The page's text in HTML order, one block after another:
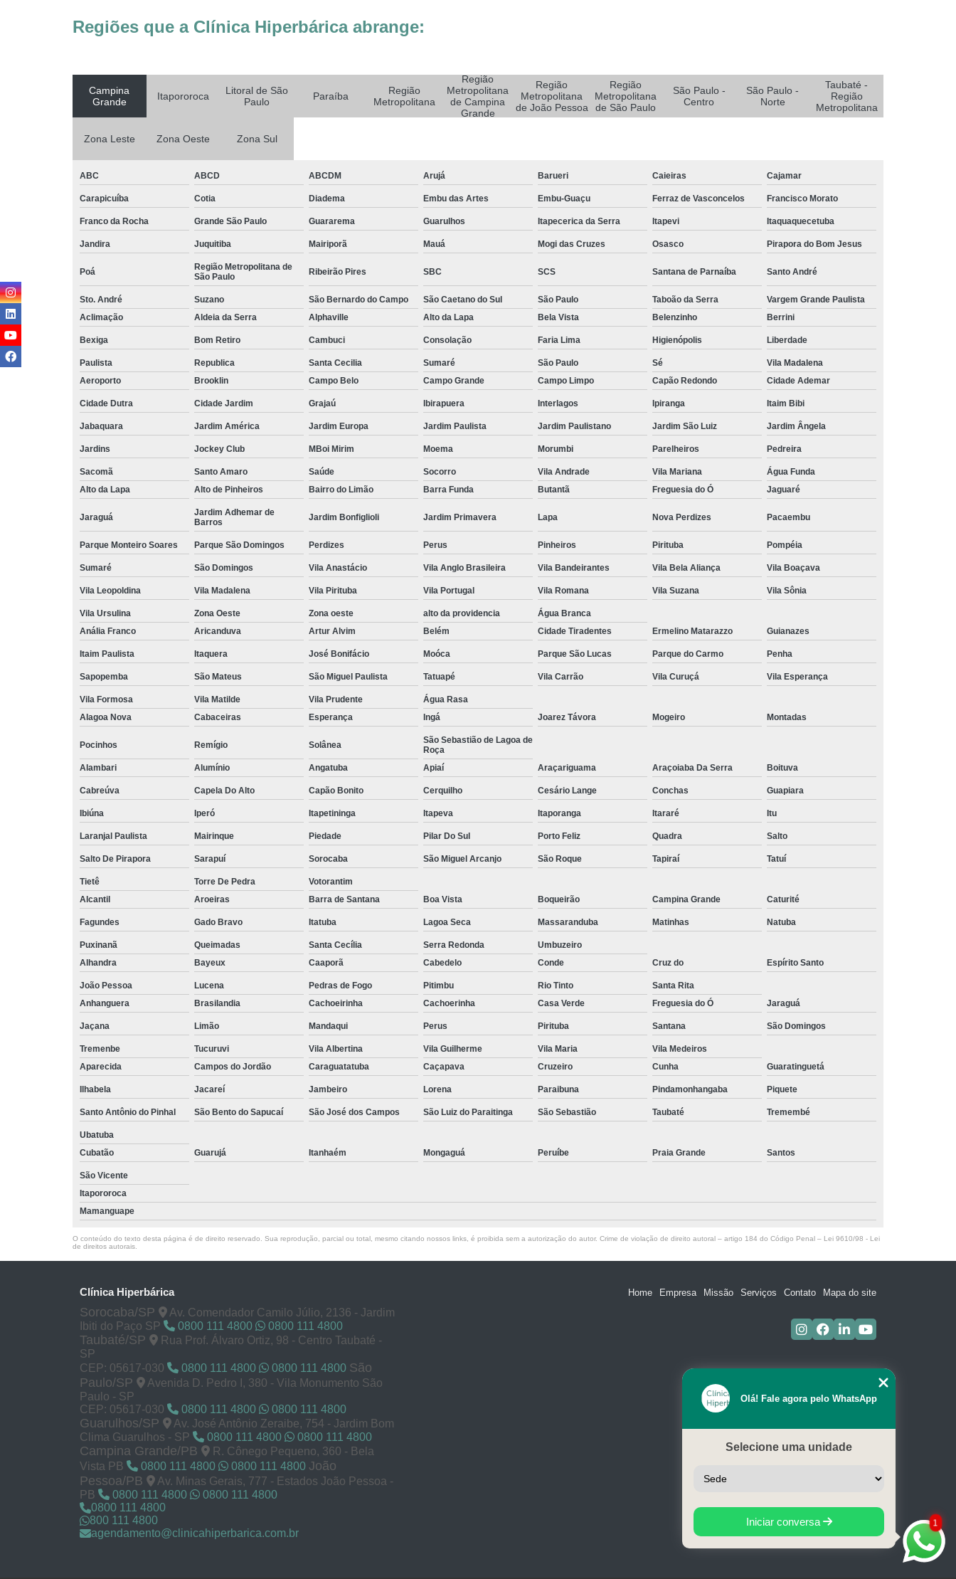
Sistemas Oxigenoterapia em Campina Grande
Sistemas Oxigenoterapia em Taubaté
Sistemas Oxigenoterapia para Diabético
Sistemas Oxigenoterapia para Pé Diabético
Sistemas Oxigenoterapia Tratamento Pé Diabético
Tratamento de Feridas Enfermagem em João Pessoa
Tratamento de Feridas Enfermagem em São Paulo
Tratamento de Feridas Enfermagem em Sorocaba
Tratamento de Feridas Enfermagem em Taubaté
Tratamento para Cicatrização de Feridas
Tratamento para Feridas na Pele
Tratamento Hiperbárico Claudicação Intermitente
Tratamento Hiperbárico de Insuficiência Arterial
Tratamento Hiperbárico de úlcera Varicosa
Tratamento Hiperbárico Deiscência da Sutura
Tratamento Hiperbárico em Campina Grande
Tratamento Hiperbárico em João Pessoa
Tratamento Hiperbárico em São Paulo
Tratamento Hiperbárico em Sorocaba
Tratamento Hiperbárico em Taubaté
Tratamento Hiperbárico Necrose na Pele
Tratamento Hiperbárico para Cicatrização de Ferida Operatória
Tratamento Hiperbárico para Lesão Vascular
Hiperbárica Tratamento de Feridas
Tratamento Câmara Hiperbárica
Tratamento em Câmara Hiperbárica
Tratamento Feridas Câmara Hiperbárica
Tratamento Hiperbárica
Tratamento Hiperbárica em Campina Grande
Tratamento Hiperbárica em João Pessoa
Tratamento Hiperbárica em São Paulo
Tratamento Hiperbárica em Sorocaba
Tratamento Hiperbárica em Taubaté
Tratamento Oxigenação Hiperbárica
Tratamento por Hiperbárica
Tratamento de Feridas Oxigenoterapia Hiperbárica
Tratamento de Oxigenoterapia
Tratamento de Oxigenoterapia em Campina Grande
Tratamento de Oxigenoterapia em João Pessoa
Tratamento de Oxigenoterapia em Sorocaba
Tratamento de Oxigenoterapia em Taubaté
Tratamento de Oxigenoterapia Hiperbárica
Tratamento Oxigenoterapia Hiperbárica
Tratamento para Oxigenoterapia
Tratamento por Oxigenoterapia Tratamento Via Oxigenoterapia
Regiões que a Clínica Hiperbárica abrange:
Campina
Grande
Itapororoca
Litoral de São
Paulo
Paraíba
Região
Metropolitana
Região
Metropolitana
de Campina
Grande
Região
Metropolitana
de João Pessoa
Região
Metropolitana
de São Paulo
São Paulo -
Centro
São Paulo -
Norte
Taubaté -
Região
Metropolitana
Zona Leste Zona Oeste Zona Sul
ABC ABCD ABCDM Arujá Barueri Caieiras Cajamar
Carapicuíba Cotia Diadema Embu das Artes Embu-Guaçu Ferraz de Vasconcelos Francisco Morato
Franco da Rocha Grande São Paulo Guararema Guarulhos Itapecerica da Serra Itapevi Itaquaquecetuba
Jandira Juquitiba Mairiporã Mauá Mogi das Cruzes Osasco Pirapora do Bom Jesus
Poá
Região Metropolitana de
São Paulo
Ribeirão Pires SBC SCS Santana de Parnaíba Santo André
Sto. André Suzano São Bernardo do Campo São Caetano do Sul São Paulo Taboão da Serra
Vargem Grande Paulista
Aclimação
Aldeia da Serra Alphaville Alto da Lapa Bela Vista Belenzinho Berrini
Bexiga Bom Retiro Cambuci Consolação Faria Lima Higienópolis Liberdade
Paulista Republica Santa Cecilia Sumaré São Paulo Sé
Vila Madalena
Aeroporto
Brooklin Campo Belo Campo Grande Campo Limpo Capão Redondo Cidade Ademar
Cidade Dutra Cidade Jardim Grajaú Ibirapuera Interlagos Ipiranga Itaim Bibi
Jabaquara Jardim América Jardim Europa Jardim Paulista Jardim Paulistano Jardim São Luiz Jardim Ângela
Jardins Jockey Club MBoi Mirim Moema Morumbi Parelheiros Pedreira
Sacomã Santo Amaro Saúde Socorro Vila Andrade Vila Mariana
Água Funda
Alto da Lapa
Alto de Pinheiros Bairro do Limão Barra Funda Butantã Freguesia do Ó Jaguaré
Jaraguá
Jardim Adhemar de
Barros
Jardim Bonfiglioli Jardim Primavera Lapa Nova Perdizes Pacaembu
Parque Monteiro Soares Parque São Domingos Perdizes Perus Pinheiros Pirituba Pompéia
Sumaré São Domingos Vila Anastácio Vila Anglo Brasileira Vila Bandeirantes Vila Bela Aliança Vila Boaçava
Vila Leopoldina Vila Madalena Vila Pirituba Vila Portugal Vila Romana Vila Suzana Vila Sônia
Vila Ursulina Zona Oeste Zona oeste alto da providencia
Água Branca
Anália Franco
Aricanduva Artur Alvim Belém Cidade Tiradentes Ermelino Matarazzo Guianazes
Itaim Paulista Itaquera José Bonifácio Moóca Parque São Lucas Parque do Carmo Penha
Sapopemba São Mateus São Miguel Paulista Tatuapé Vila Carrão Vila Curuçá Vila Esperança
Vila Formosa Vila Matilde Vila Prudente
Água Rasa
Alagoa Nova
Cabaceiras Esperança Ingá Joarez Távora Mogeiro Montadas
Pocinhos Remígio Solânea
São Sebastião de Lagoa de
Roça
Alambari
Alumínio Angatuba Apiaí Araçariguama Araçoiaba Da Serra Boituva
Cabreúva Capela Do Alto Capão Bonito Cerquilho Cesário Lange Conchas Guapiara
Ibiúna Iperó Itapetininga Itapeva Itaporanga Itararé Itu
Laranjal Paulista Mairinque Piedade Pilar Do Sul Porto Feliz Quadra Salto
Salto De Pirapora Sarapuí Sorocaba São Miguel Arcanjo São Roque Tapiraí Tatuí
Tietê Torre De Pedra
Votorantim
Alcantil
Aroeiras Barra de Santana Boa Vista Boqueirão Campina Grande Caturité
Fagundes Gado Bravo Itatuba Lagoa Seca Massaranduba Matinhas Natuba
Puxinanã Queimadas Santa Cecília Serra Redonda
Umbuzeiro
Alhandra
Bayeux Caaporã Cabedelo Conde Cruz do Espírito Santo
João Pessoa Lucena Pedras de Fogo Pitimbu Rio Tinto
Santa Rita
Anhanguera
Brasilandia Cachoeirinha Cachoerinha Casa Verde Freguesia do Ó Jaraguá
Jaçana Limão Mandaqui Perus Pirituba Santana São Domingos
Tremenbe Tucuruvi Vila Albertina Vila Guilherme Vila Maria
Vila Medeiros
Aparecida
Campos do Jordão Caraguatatuba Caçapava Cruzeiro Cunha Guaratinguetá
Ilhabela Jacareí Jambeiro Lorena Paraibuna Pindamonhangaba Piquete
Santo Antônio do Pinhal São Bento do Sapucaí São José dos Campos São Luiz do Paraitinga São Sebastião Taubaté Tremembé
Ubatuba
Cubatão
Guarujá Itanhaém Mongaguá Peruíbe Praia Grande Santos
São Vicente
Itapororoca
Mamanguape
O conteúdo do texto desta página é de direito reservado. Sua reprodução, parcial ou total, mesmo citando nossos links, é proibida sem a autorização do autor. Crime de violação de direito autoral – artigo 184 do Código Penal – Lei 9610/98 - Lei
de direitos autorais
Clínica Hiperbárica
Sorocaba/SP
Av. Comendador Camilo Júlio, 2136 - Jardim
Ibiti do Paço SP
0800 111 4800 0800 111 4800
Taubaté/SP
Rua Prof. Álvaro Ortiz, 98 - Centro Taubaté -
SP
CEP: 05617-030
0800 111 4800 0800 111 4800 São
Paulo/SP
Avenida D. Pedro I, 380 - Vila Monumento São
Paulo - SP
CEP: 05617-030
0800 111 4800 0800 111 4800
Guarulhos/SP
Av. José Antônio Zeraibe, 754 - Jardim Bom
Clima Guarulhos - SP
0800 111 4800 0800 111 4800
Campina Grande/PB
R. Cônego Pequeno, 360 - Bela
Vista PB
0800 111 4800 0800 111 4800 João
Pessoa/PB
Av. Minas Gerais, 777 - Estados João Pessoa -
PB
0800 111 4800
0800 111 4800
0800 111 4800
800 111 4800
agendamento@clinicahiperbarica.com.br
Home Empresa Missão Serviços Contato Mapa do site
1
Olá! Fale agora pelo WhatsApp
Selecione uma unidade
Iniciar conversa